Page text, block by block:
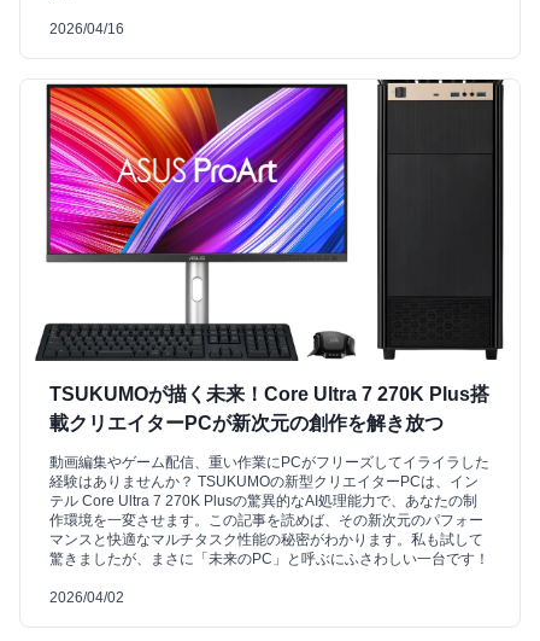
2026/04/16
TSUKUMOが描く未来！Core Ultra 7 270K Plus搭
載クリエイターPCが新次元の創作を解き放つ
動画編集やゲーム配信、重い作業にPCがフリーズしてイライラした
経験はありませんか？ TSUKUMOの新型クリエイターPCは、イン
テル Core Ultra 7 270K Plusの驚異的なAI処理能力で、あなたの制
作環境を一変させます。この記事を読めば、その新次元のパフォー
マンスと快適なマルチタスク性能の秘密がわかります。私も試して
驚きましたが、まさに「未来のPC」と呼ぶにふさわしい一台です！
2026/04/02